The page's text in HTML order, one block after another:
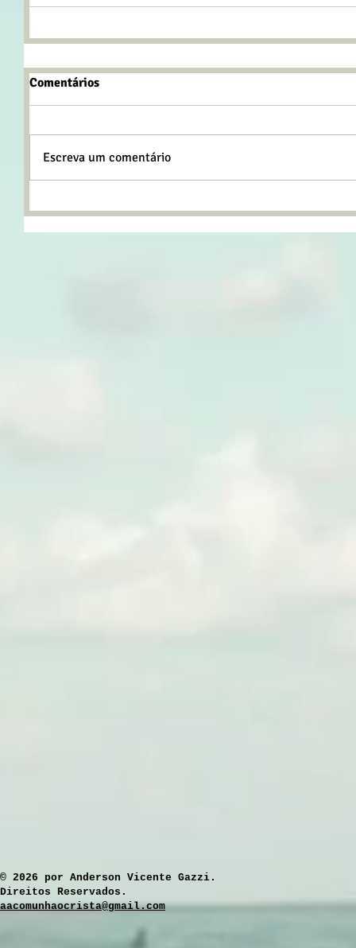
Comentários
Escreva um comentário
​© 2026 por Anderson Vicente Gazzi.
Direitos Reservados.
aacomunhaocrista@gmail.com